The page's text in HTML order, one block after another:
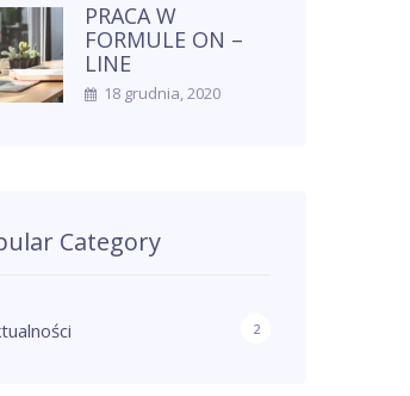
PRACA W
FORMULE ON –
LINE
18 grudnia, 2020
Category
2